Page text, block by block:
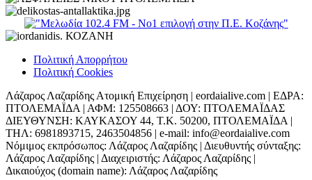
Πολιτική Απορρήτου
Πολιτική Cookies
Λάζαρος Λαζαρίδης Ατομική Επιχείρηση | eordaialive.com | ΕΔΡΑ:
ΠΤΟΛΕΜΑΪΔΑ | ΑΦΜ: 125508663 | ΔΟΥ: ΠΤΟΛΕΜΑΪΔΑΣ
ΔΙΕΥΘΥΝΣΗ: ΚΑΥΚΑΣΟΥ 44, Τ.Κ. 50200, ΠΤΟΛΕΜΑΪΔΑ |
ΤΗΛ: 6981893715, 2463504856 | e-mail: info@eordaialive.com
Νόμιμος εκπρόσωπος: Λάζαρος Λαζαρίδης | Διευθυντής σύνταξης:
Λάζαρος Λαζαρίδης | Διαχειριστής: Λάζαρος Λαζαρίδης |
Δικαιούχος (domain name): Λάζαρος Λαζαρίδης